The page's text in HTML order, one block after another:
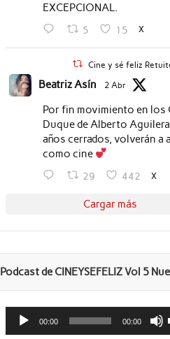
EXCEPCIONAL.
5 15 X
Cine y sé feliz
Beatriz Asín 2 Abr
Por fin movimiento en los
Duque de Alberto
años cerrados, volverán a
como cine
29 442 X
Cargar más
Podcast de CINEYSEFELIZ Vol 5
Reproductor
audio
00:00 00:00